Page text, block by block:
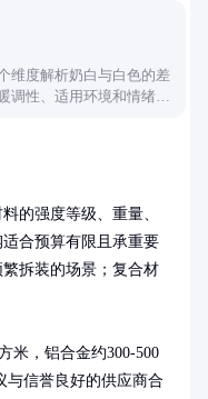
维度解析奶白与白色的差
调性、适用环境和情绪传
的强度等级、重量、
合预算有限且承重要
拆装的场景；复合材
米，铝合金约300-500
与信誉良好的供应商合